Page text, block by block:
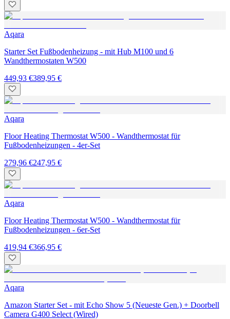
Aqara
Starter Set Fußbodenheizung - mit Hub M100 und 6
Wandthermostaten W500
449,93 €389,95 €
Aqara
Floor Heating Thermostat W500 - Wandthermostat für
Fußbodenheizungen - 4er-Set
279,96 €247,95 €
Aqara
Floor Heating Thermostat W500 - Wandthermostat für
Fußbodenheizungen - 6er-Set
419,94 €366,95 €
Aqara
Amazon Starter Set - mit Echo Show 5 (Neueste Gen.) + Doorbell
Camera G400 Select (Wired)